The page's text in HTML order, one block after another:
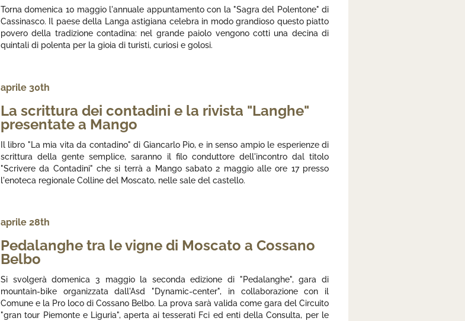
Torna domenica 10 maggio l'annuale appuntamento con la "Sagra del Polentone" di
Cassinasco. Il paese della Langa astigiana celebra in modo grandioso questo piatto
povero della tradizione contadina: nel grande paiolo vengono cotti una decina di
quintali di polenta per la gioia di turisti, curiosi e golosi.
aprile 30th
La scrittura dei contadini e la rivista "Langhe"
presentate a Mango
Il libro "La mia vita da contadino" di Giancarlo Pio, e in senso ampio le esperienze di
scrittura della gente semplice, saranno il filo conduttore dell'incontro dal titolo
"Scrivere da Contadini" che si terrà a Mango sabato 2 maggio alle ore 17 presso
l'enoteca regionale Colline del Moscato, nelle sale del castello.
aprile 28th
Pedalanghe tra le vigne di Moscato a Cossano
Belbo
Si svolgerà domenica 3 maggio la seconda edizione di "Pedalanghe", gara di
mountain-bike organizzata dall'Asd "Dynamic-center", in collaborazione con il
Comune e la Pro loco di Cossano Belbo. La prova sarà valida come gara del Circuito
"gran tour Piemonte e Liguria", aperta ai tesserati Fci ed enti della Consulta, per le